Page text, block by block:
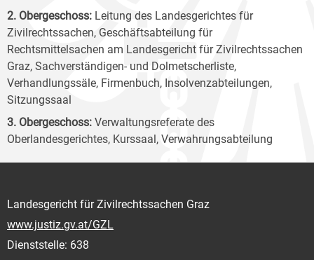
2. Obergeschoss: Leitung des Landesgerichtes für
Zivilrechtssachen, Geschäftsabteilung für
Rechtsmittelsachen am Landesgericht für Zivilrechtssachen
Graz, Sachverständigen- und Dolmetscherliste,
Verhandlungssäle, Firmenbuch, Insolvenzabteilungen,
Sitzungssaal
3. Obergeschoss: Verwaltungsreferate des
Oberlandesgerichtes, Kurssaal, Verwahrungsabteilung
Landesgericht für Zivilrechtssachen Graz
www.justiz.gv.at/GZL
Dienststelle: 638